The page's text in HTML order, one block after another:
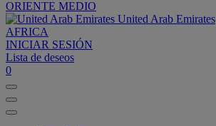
ORIENTE MEDIO
United Arab Emirates
AFRICA
INICIAR SESIÓN
Lista de deseos
0